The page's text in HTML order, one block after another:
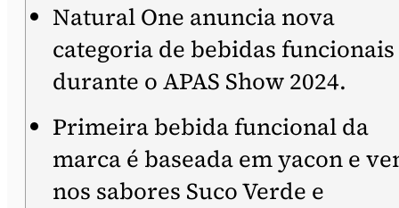
Natural One anuncia nova
categoria de bebidas funcionais
durante o APAS Show 2024.
Primeira bebida funcional da
marca é baseada em yacon e
nos sabores Suco Verde e